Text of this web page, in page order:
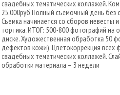
свадебных тематических коллажей.
25.000руб Полный съемочный день без
Съемка начинается со сборов
тортика. ИТОГ: 500-800 фотографий
диске. Художественная обработка 50
дефектов кожи). Цветокоррекция всех
свадебных тематических коллажей.
обработки материала – 3 недели